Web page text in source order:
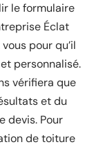
le formulaire
Éclat
pour qu’il
personnalisé.
vérifiera que
et du
devis. Pour
de toiture